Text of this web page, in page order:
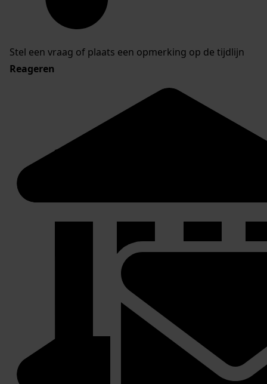
Stel een vraag of plaats een opmerking op de tijdlijn
Reageren